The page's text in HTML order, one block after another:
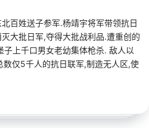
百姓送子参军.杨靖宇将军带领抗日
大批日军,夺得大批战利品.遭重创的
子上千口男女老幼集体枪杀. 敌人以
数仅5千人的抗日联军,制造无人区,使